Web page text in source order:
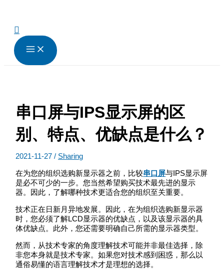
搜
索
串口屏与IPS显示屏的区
别、特点、优缺点是什么？
2021-11-27/ Sharing
在为您的组织选购新显示器之前，比较串口屏与IPS显示屏
是必不可少的一步。您当然希望购买技术最先进的显示
器。因此，了解哪种技术更适合您的组织至关重要。
技术正在日新月异地发展。因此，在为组织选购新显示器
时，您必须了解LCD显示器的优缺点，以及该显示器的具
体优缺点。此外，您还需要明确自己所需的显示器类型。
然而，从技术专家的角度理解技术可能并非最佳选择，除
非您本身就是技术专家。如果您对技术感到困惑，那么以
通俗易懂的语言理解技术才是理想的选择。